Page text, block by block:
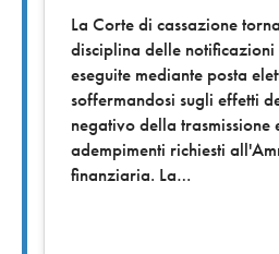
La Corte di cassazione
disciplina delle
eseguite mediante posta
soffermandosi sugli effetti
negativo della trasmissione
adempimenti richiesti
finanziaria. La